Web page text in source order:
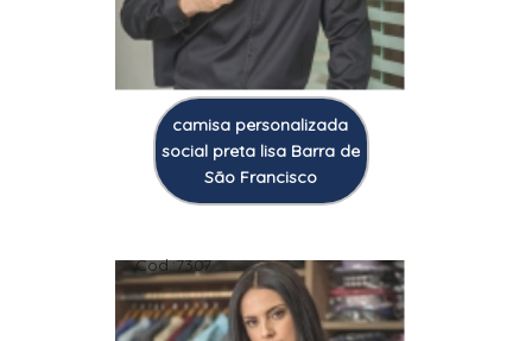
camisa personalizada
social preta lisa Barra de
São Francisco
Cod.:7307